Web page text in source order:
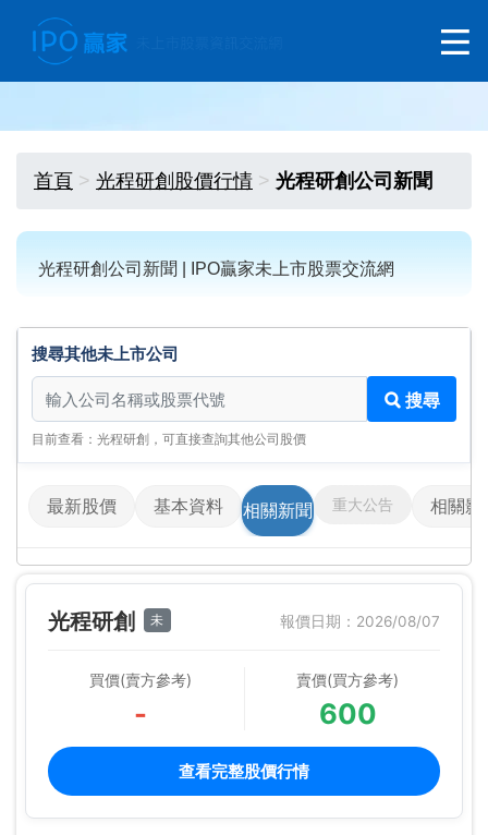
首頁 光程研創股價行情 光程研創公司新聞
光程研創公司新聞 | IPO贏家未上市股票交流網
搜尋其他未上市公司
搜尋其他未上市公司
搜尋
目前查看：光程研創，可直接查詢其他公司股價
最新股價 基本資料 相關新聞 重大公告 相關影
光程研創 未 報價日期：2026/08/07
買價(賣方參考)
-
賣價(買方參考)
600
查看完整股價行情